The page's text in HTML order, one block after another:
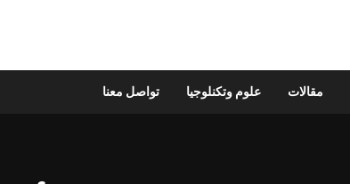
مقالات علوم وتكنلوجيا تواصل معنا